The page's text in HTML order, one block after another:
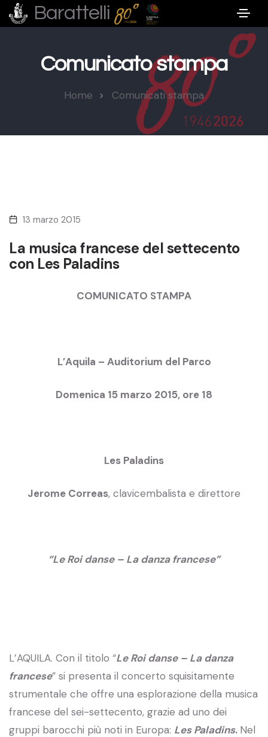
Barattelli
Comunicato stampa
Home Comunicati stampa
13 marzo 2015
La musica francese del settecento
con Les Paladins
COMUNICATO STAMPA
L’Aquila – Auditorium del Parco
Domenica 15 marzo 2015, ore 18
Les Paladins
Jerome Correas, clavicembalista e direttore
“Le Roi danse – La danza francese”
L’AQUILA. Con il titolo “Le Roi danse – La danza
francese” si presenta il concerto squisitamente
strumentale che offre una esplorazione della musica
francese del sei-settecento, grazie ad uno dei
gruppi barocchi più noti in Europa: Les Paladins. Nel